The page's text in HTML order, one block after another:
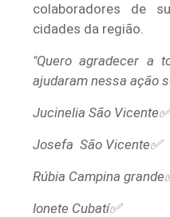
colaboradores de
cidades da região.
"Quero agradecer a
ajudaram nessa ação
Jucinelia São Vicente✅
Josefa São Vicente✅
Rúbia Campina
Ionete Cubatí✅